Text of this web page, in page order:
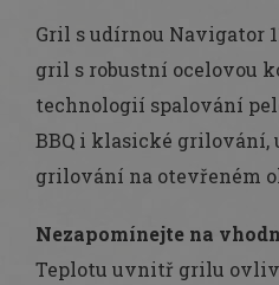
Gril s udírnou Navigator
gril s robustní ocelovou
technologií spalování
BBQ i klasické grilování,
grilování na otevřeném
Nezapomínejte na
Teplotu uvnitř grilu